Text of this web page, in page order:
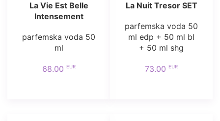
La Vie Est Belle
Intensement
parfemska voda 50
ml
68.00 EUR
La Nuit Tresor SET
parfemska voda 50
ml edp + 50 ml bl
+ 50 ml shg
73.00 EUR